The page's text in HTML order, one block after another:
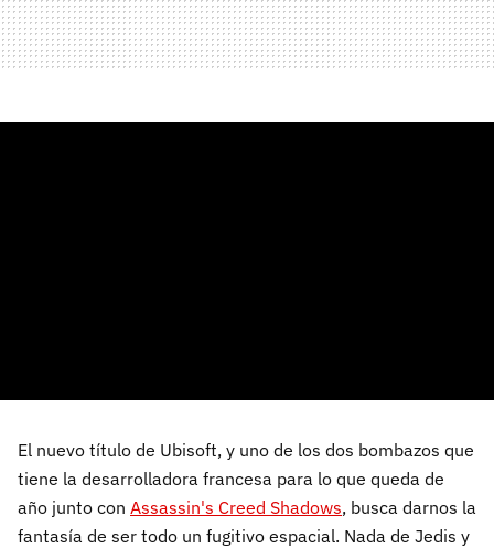
El nuevo título de Ubisoft, y uno de los dos bombazos que
tiene la desarrolladora francesa para lo que queda de
año junto con Assassin's Creed Shadows, busca darnos la
fantasía de ser todo un fugitivo espacial. Nada de Jedis y